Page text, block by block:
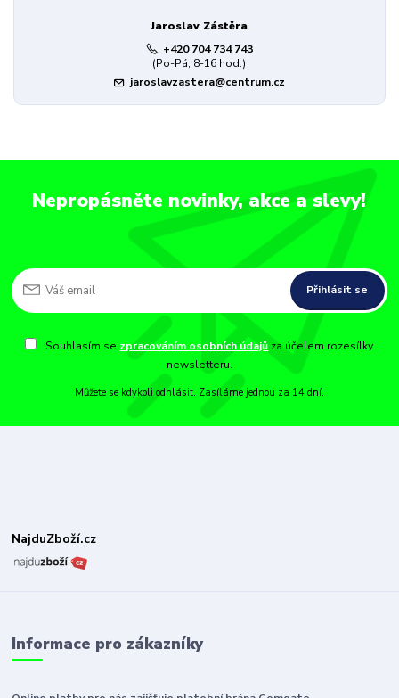
Jaroslav Zástěra
+420 704 734 743
(Po-Pá, 8-16 hod.)
jaroslavzastera@centrum.cz
Nepropásněte novinky, akce a slevy!
Přihlásit se
Souhlasím se zpracováním osobních údajů za účelem rozesílky
newsletteru.
Můžete se kdykoli odhlásit. Zasíláme jednou za 14 dní.
NajduZboží.cz
Informace pro zákazníky